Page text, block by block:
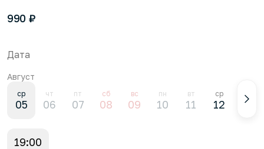
990 ₽
Дата
Август
ср
05
чт
06
пт
07
сб
08
вс
09
пн
10
вт
11
ср
12
чт
13
19:00